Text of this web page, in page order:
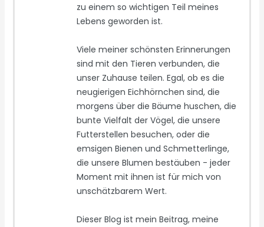
zu einem so wichtigen Teil meines
Lebens geworden ist.
Viele meiner schönsten Erinnerungen
sind mit den Tieren verbunden, die
unser Zuhause teilen. Egal, ob es die
neugierigen Eichhörnchen sind, die
morgens über die Bäume huschen, die
bunte Vielfalt der Vögel, die unsere
Futterstellen besuchen, oder die
emsigen Bienen und Schmetterlinge,
die unsere Blumen bestäuben - jeder
Moment mit ihnen ist für mich von
unschätzbarem Wert.
Dieser Blog ist mein Beitrag, meine